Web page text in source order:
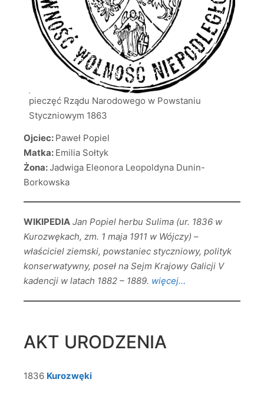
pieczęć Rządu Narodowego w Powstaniu
Styczniowym 1863
Ojciec: Paweł Popiel
Matka: Emilia Sołtyk
Żona:Jadwiga Eleonora Leopoldyna Dunin-
Borkowska
WIKIPEDIA Jan Popiel herbu Sulima (ur. 1836 w
Kurozwękach, zm. 1 maja 1911 w Wójczy) –
właściciel ziemski, powstaniec styczniowy, polityk
konserwatywny, poseł na Sejm Krajowy Galicji V
kadencji w latach 1882 – 1889. więcej…
AKT URODZENIA
1836 Kurozwęki